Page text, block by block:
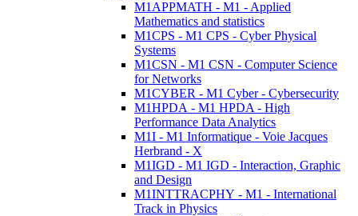
M1APPMATH - M1 - Applied
Mathematics and statistics
M1CPS - M1 CPS - Cyber Physical
Systems
M1CSN - M1 CSN - Computer Science
for Networks
M1CYBER - M1 Cyber - Cybersecurity
M1HPDA - M1 HPDA - High
Performance Data Analytics
M1I - M1 Informatique - Voie Jacques
Herbrand - X
M1IGD - M1 IGD - Interaction, Graphic
and Design
M1INTTRACPHY - M1 - International
Track in Physics